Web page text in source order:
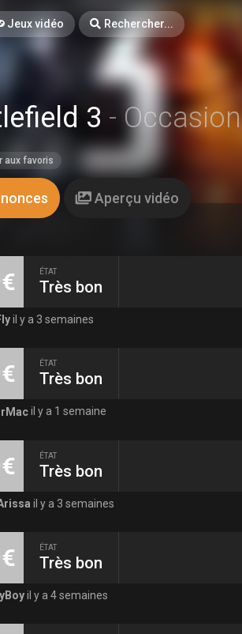
Jeux vidéo Rechercher...
3 - Occasion
aux favoris
Aperçu vidéo
ÉTAT
Très bon
il y a 3 semaines
ÉTAT
Très bon
il y a 1 semaine
ÉTAT
Très bon
il y a 3 semaines
ÉTAT
Très bon
il y a 4 semaines